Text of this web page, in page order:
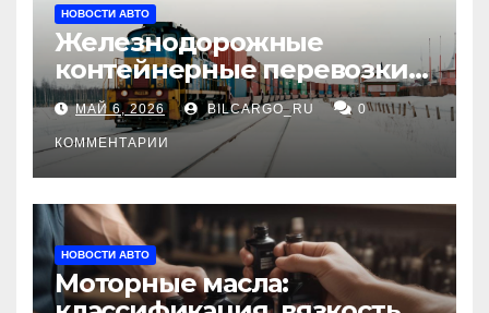
НОВОСТИ АВТО
Железнодорожные
контейнерные перевозки
из Китая в Россию:
маршруты, сроки и
требования
МАЙ 6, 2026 BILCARGO_RU 0
КОММЕНТАРИИ
НОВОСТИ АВТО
Моторные масла: